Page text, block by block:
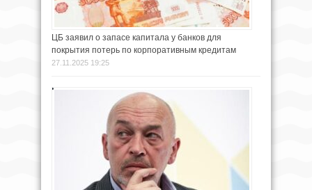
ЦБ заявил о запасе капитала у банков для
покрытия потерь по корпоративным кредитам
27.11.2025 19:25